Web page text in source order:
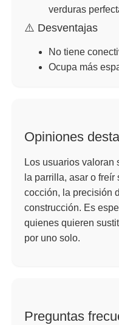
verduras
⚠️ Desventajas
No tiene
Ocupa más
Opiniones
Los usuarios valoran
la parrilla, asar o
cocción, la precisión
construcción. Es
quienes quieren
por uno solo.
Preguntas